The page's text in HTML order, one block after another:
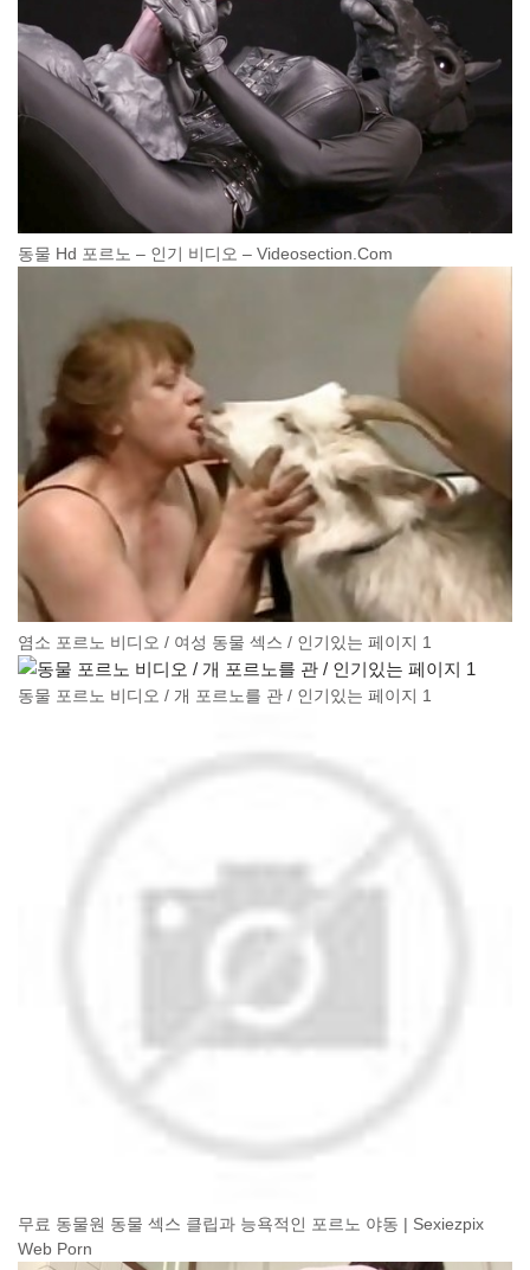
동물 Hd 포르노 – 인기 비디오 – Videosection.Com
염소 포르노 비디오 / 여성 동물 섹스 / 인기있는 페이지 1
동물 포르노 비디오 / 개 포르노를 관 / 인기있는 페이지 1
무료 동물원 동물 섹스 클립과 능욕적인 포르노 야동 | Sexiezpix
Web Porn